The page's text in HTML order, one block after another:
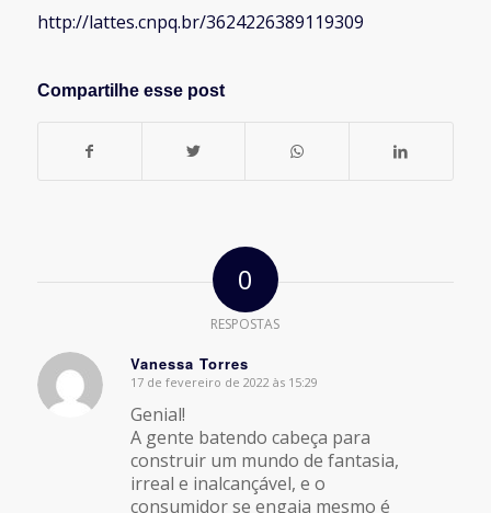
http://lattes.cnpq.br/3624226389119309
Compartilhe esse post
0
RESPOSTAS
Vanessa Torres
says:
17 de fevereiro de 2022 às 15:29
Genial!
A gente batendo cabeça para
construir um mundo de fantasia,
irreal e inalcançável, e o
consumidor se engaja mesmo é